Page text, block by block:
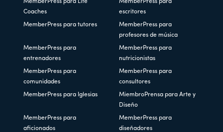
MemberPress para Life
Coaches
MemberPress para
escritores
MemberPress para tutores
MemberPress para
profesores de música
MemberPress para
entrenadores
MemberPress para
nutricionistas
MemberPress para
comunidades
MemberPress para
consultores
MemberPress para Iglesias
MiembroPrensa para Arte y
Diseño
MemberPress para
aficionados
MemberPress para
diseñadores